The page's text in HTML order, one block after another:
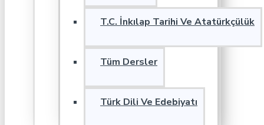
T.C. İnkılap Tarihi Ve Atatürkçülük
Tüm Dersler
Türk Dili Ve Edebiyatı